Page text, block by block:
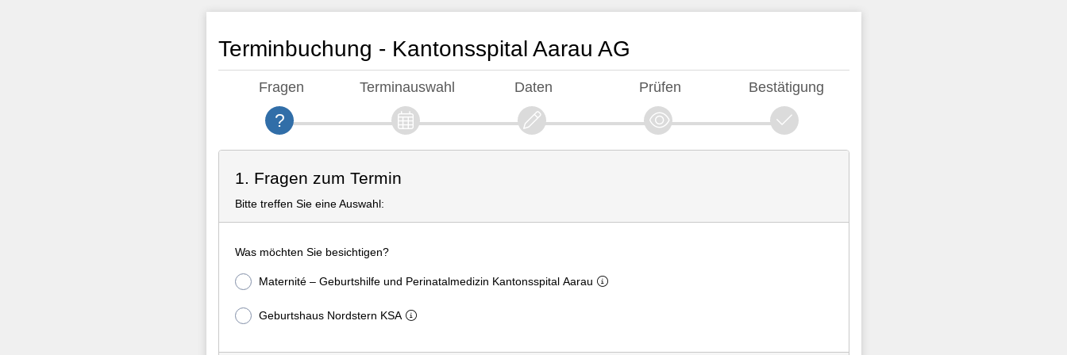
Terminbuchung - Kantonsspital Aarau AG
Fragen Terminauswahl Daten Prüfen Bestätigung
1. Fragen zum Termin
Bitte treffen Sie eine Auswahl:
Was möchten Sie besichtigen?
Maternité – Geburtshilfe und Perinatalmedizin Kantonsspital Aarau
Geburtshaus Nordstern KSA